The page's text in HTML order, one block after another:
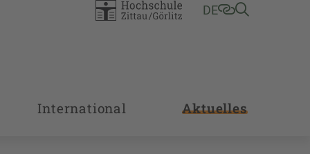
DE
International Aktuelles